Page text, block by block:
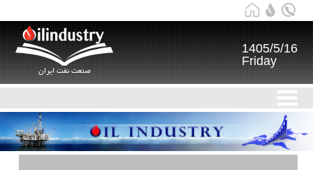
صنعت نفت ایران
1405/5/16
Friday